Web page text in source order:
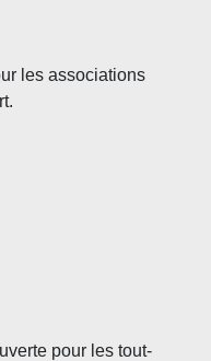
les associations
pour les tout-